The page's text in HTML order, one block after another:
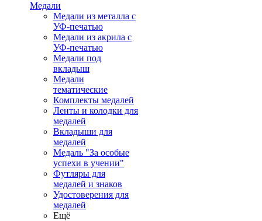
Медали
Медали из металла с
УФ-печатью
Медали из акрила с
УФ-печатью
Медали под
вкладыш
Медали
тематические
Комплекты медалей
Ленты и колодки для
медалей
Вкладыши для
медалей
Медаль "За особые
успехи в учении"
Футляры для
медалей и знаков
Удостоверения для
медалей
Ещё